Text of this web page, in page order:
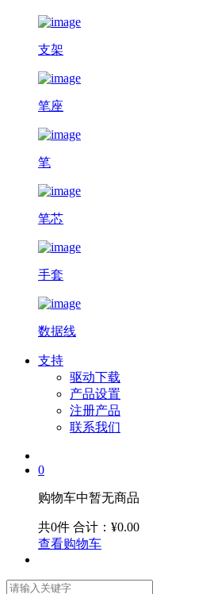
支架
笔座
笔
笔芯
手套
数据线
支持
驱动下载
产品设置
注册产品
联系我们
0
购物车中暂无商品
共0件 合计：¥0.00
查看购物车